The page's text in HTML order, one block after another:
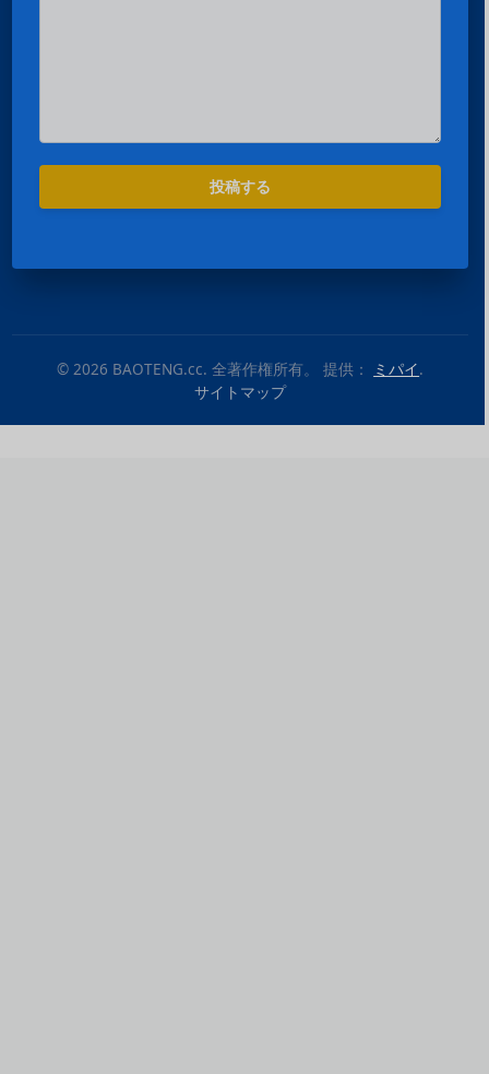
投稿する
© 2026 BAOTENG.cc. 全著作権所有。 提供： ミパイ.
サイトマップ